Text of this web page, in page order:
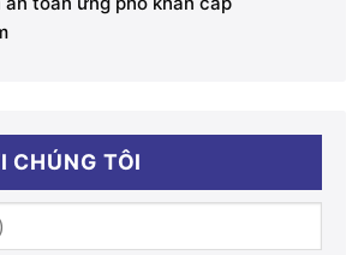
CHÚNG TÔI